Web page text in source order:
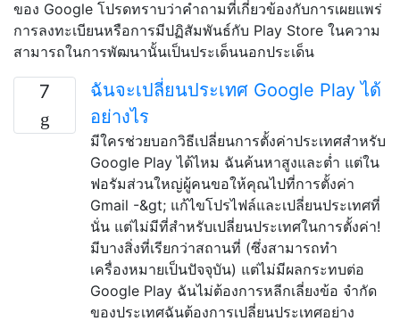
ของ Google โปรดทราบว่าคำถามที่เกี่ยวข้องกับการเผยแพร่
การลงทะเบียนหรือการมีปฏิสัมพันธ์กับ Play Store ในความ
สามารถในการพัฒนานั้นเป็นประเด็นนอกประเด็น
7
ฉันจะเปลี่ยนประเทศ Google Play ได้
อย่างไร
มีใครช่วยบอกวิธีเปลี่ยนการตั้งค่าประเทศสำหรับ
Google Play ได้ไหม ฉันค้นหาสูงและต่ำ แต่ใน
ฟอรัมส่วนใหญ่ผู้คนขอให้คุณไปที่การตั้งค่า
Gmail -&gt; แก้ไขโปรไฟล์และเปลี่ยนประเทศที่
นั่น แต่ไม่มีที่สำหรับเปลี่ยนประเทศในการตั้งค่า!
มีบางสิ่งที่เรียกว่าสถานที่ (ซึ่งสามารถทำ
เครื่องหมายเป็นปัจจุบัน) แต่ไม่มีผลกระทบต่อ
Google Play ฉันไม่ต้องการหลีกเลี่ยงข้อ จำกัด
ของประเทศฉันต้องการเปลี่ยนประเทศอย่าง